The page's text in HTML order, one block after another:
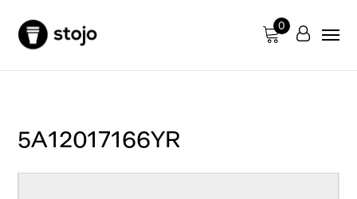
0
5A12017166YR